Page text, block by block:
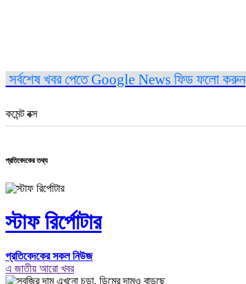
সর্বশেষ খবর পেতে Google News ফিড ফলো করুন
কমেন্ট বক্স
প্রতিবেদকের তথ্য
স্টাফ রির্পোটার
প্রতিবেদকের সকল নিউজ
এ জাতীয় আরো খবর